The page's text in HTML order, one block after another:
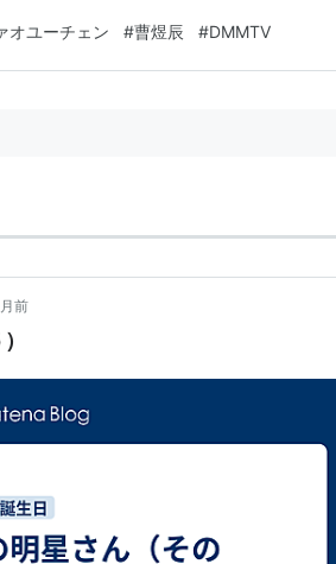
オユーチェン #曹煜辰 #DMMTV
前